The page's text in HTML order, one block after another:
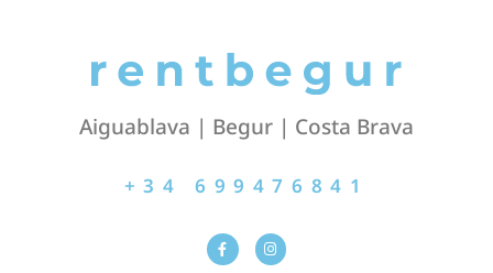
Aiguablava | Begur | Costa Brava
+34 699476841